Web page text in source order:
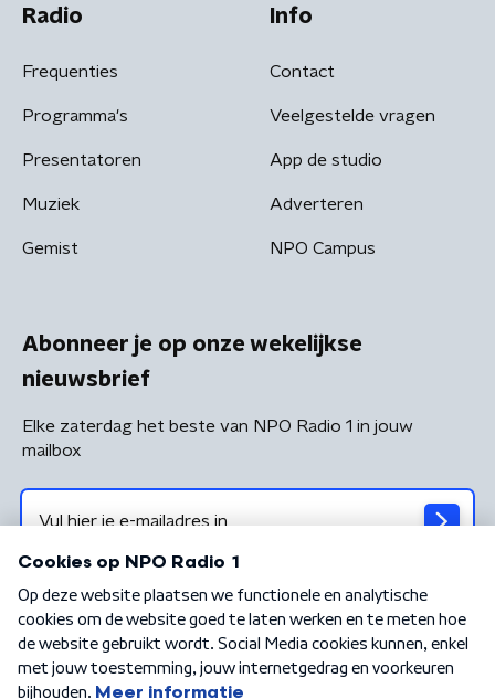
Radio
Frequenties
Programma's
Presentatoren
Muziek
Gemist
Info
Contact
Veelgestelde vragen
App de studio
Adverteren
NPO Campus
Abonneer je op onze wekelijkse
nieuwsbrief
Elke zaterdag het beste van NPO Radio 1 in jouw
mailbox
Algemene voorwaarden